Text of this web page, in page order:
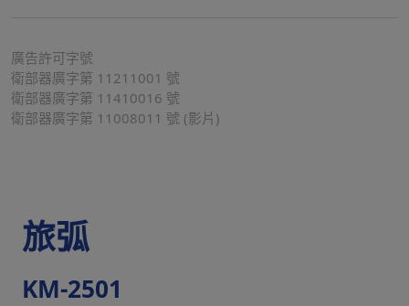
廣告許可字號
衛部器廣字第 11211001 號
衛部器廣字第 11410016 號
衛部器廣字第 11008011 號 (影片)
旅弧
KM-2501